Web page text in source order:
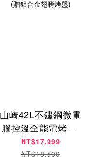
山崎42L不鏽鋼微電
腦控溫全能電烤箱/
白 SK-4685MY (贈
鋁合金翅膀烤盤)
NT$17,999
NT$18,500